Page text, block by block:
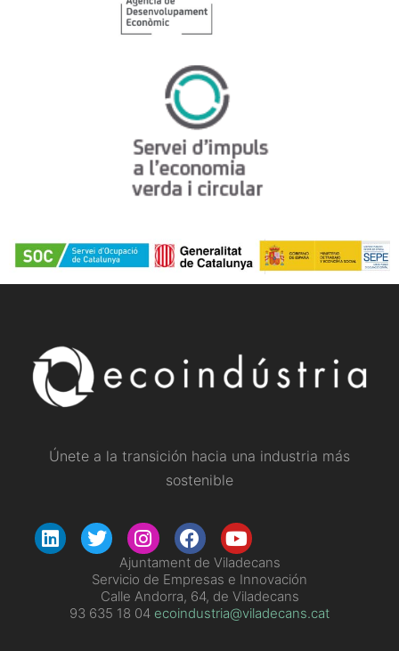
Únete a la transición hacia una industria más
sostenible
Ajuntament de Viladecans
Servicio de Empresas e Innovación
Calle Andorra, 64, de Viladecans
93 635 18 04 ecoindustria@viladecans.cat